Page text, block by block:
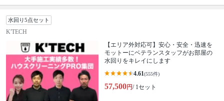
水回り5点セット
K'TECH
【エリア外対応可】安心・安全・迅速を
モットーにベテランスタッフがお部屋の
水回りをキレイにします
4.61(555件)
57,500円/ 1セット